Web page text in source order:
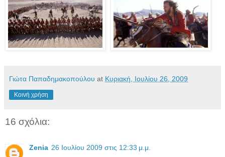
Γιώτα Παπαδημακοπούλου at Κυριακή, Ιουλίου 26, 2009
Κοινή χρήση
16 σχόλια:
Zenia 26 Ιουλίου 2009 στις 12:33 μ.μ.